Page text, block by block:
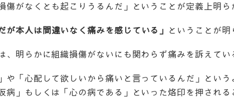
傷がなくとも起こりうるんだ」ということが定義上明ら
が本人は間違いなく痛みを感じている」 ということが明
、明らかに組織損傷がないにも関わらず痛みを訴えてい
や「心配して欲しいから痛いと言っているんだ」とい
病」もしくは「心の病である」といった烙印を押される